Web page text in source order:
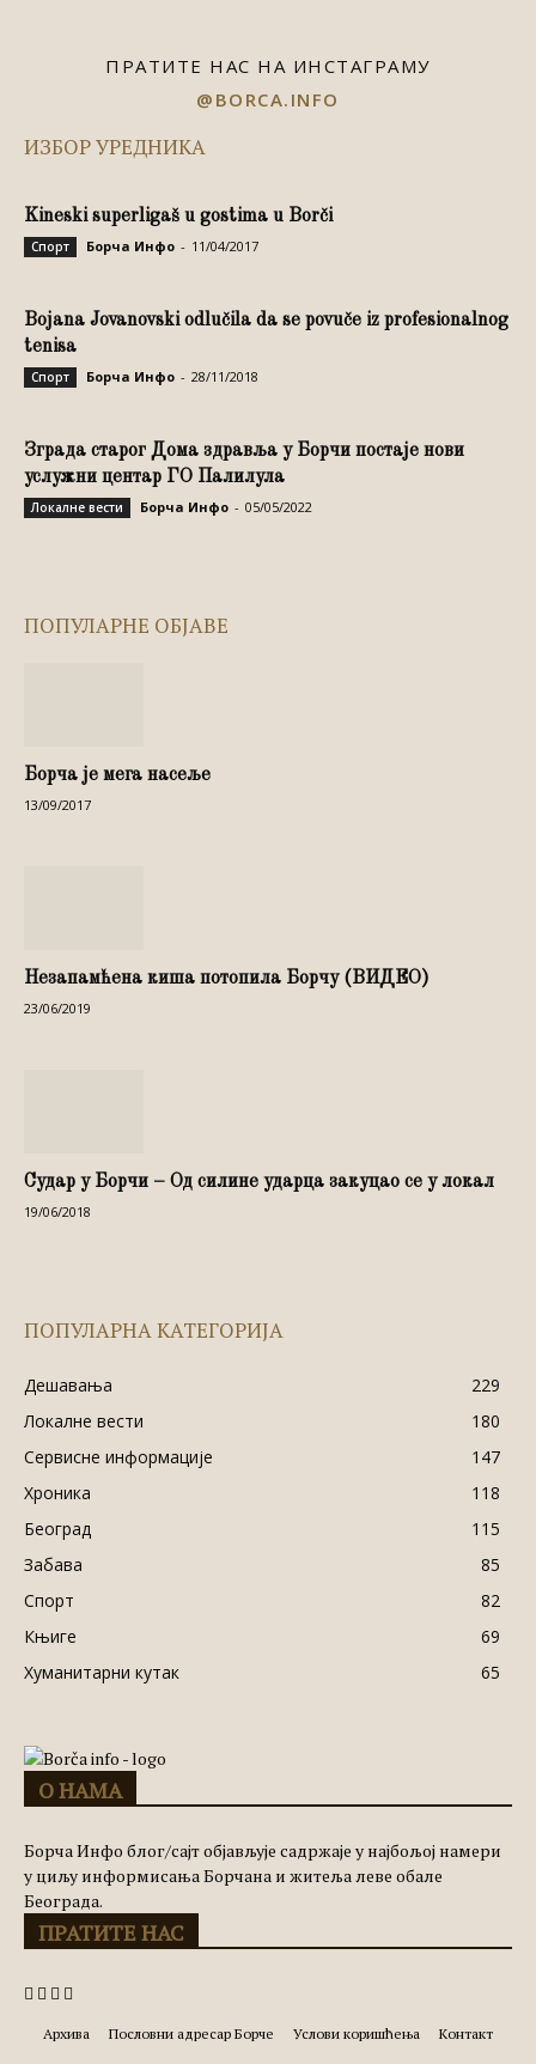
ПРАТИТЕ НАС НА ИНСТАГРАМУ
@BORCA.INFO
ИЗБОР УРЕДНИКА
Kineski superligaš u gostima u Borči
Спорт Борча Инфо - 11/04/2017
Bojana Jovanovski odlučila da se povuče iz profesionalnog
tenisa
Спорт Борча Инфо - 28/11/2018
Зграда старог Дома здравља у Борчи постаје нови
услужни центар ГО Палилула
Локалне вести Борча Инфо - 05/05/2022
ПОПУЛАРНЕ ОБЈАВЕ
Борча је мега насеље
13/09/2017
Незапамћена киша потопила Борчу (ВИДЕО)
23/06/2019
Судар у Борчи – Од силине ударца закуцао се у локал
19/06/2018
ПОПУЛАРНА КАТЕГОРИЈА
Дешавања
229
Локалне вести
180
Сервисне информације
147
Хроника
118
Београд
115
Забава
85
Спорт
82
Књиге
69
Хуманитарни кутак
65
О НАМА
Борча Инфо блог/сајт објављује садржаје у најбољој намери
у циљу информисања Борчана и житеља леве обале
Београда.
ПРАТИТЕ НАС
Архива Пословни адресар Борче Услови коришћења Контакт